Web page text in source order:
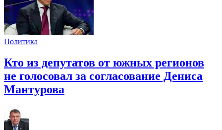
Политика
Кто из депутатов от южных регионов
не голосовал за согласование Дениса
Мантурова